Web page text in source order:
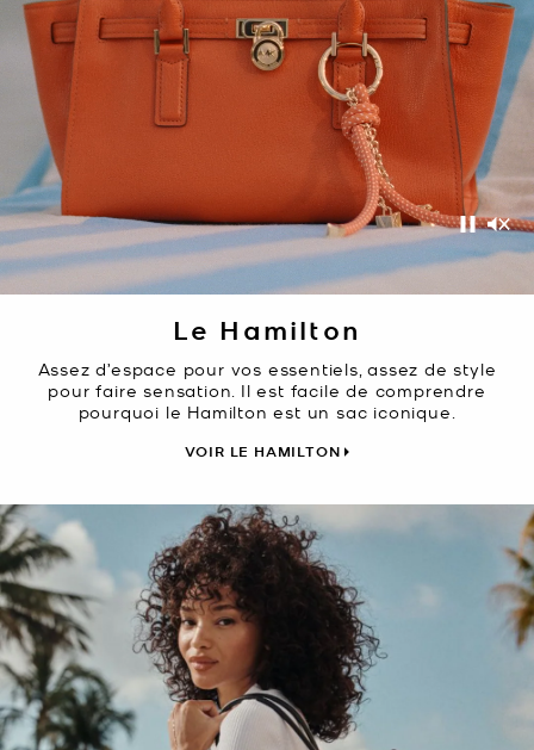
Pause
Le Hamilton
Assez d’espace pour vos essentiels, assez de style
pour faire sensation. Il est facile de comprendre
pourquoi le Hamilton est un sac iconique.
VOIR LE HAMILTON